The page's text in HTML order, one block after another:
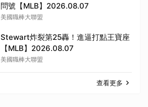
問號【MLB】2026.08.07
美國職棒大聯盟
Stewart炸裂第25轟！進逼打點王寶座
【MLB】2026.08.07
美國職棒大聯盟
查看更多